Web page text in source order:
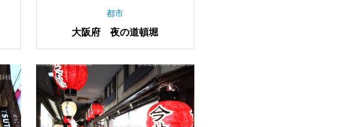
都市
大阪府 夜の道頓堀